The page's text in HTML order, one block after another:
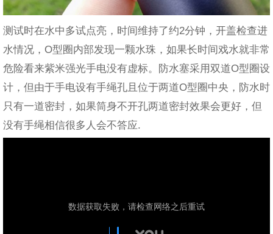
测试时在水中多试点亮，时间维持了约2分钟，开盖检查进
水情况，O型圈内部发现一颗水珠，如果长时间戏水就非常
危险看来紫米强光手电没有虚标。防水塞采用双道O型圈设
计，但由于手电设有手绳孔且位于两道O型圈中央，防水时
只有一道密封，如果筒身不开孔两道密封效果会更好，但
没有手绳相信很多人会不答应.